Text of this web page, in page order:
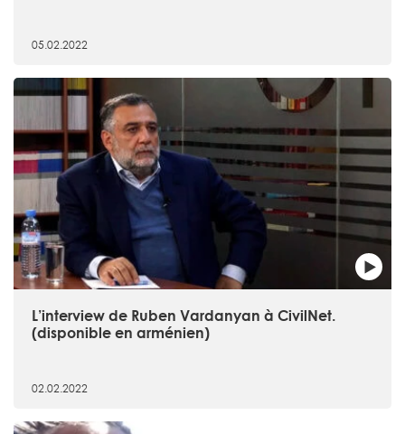
05.02.2022
L’interview de Ruben Vardanyan à CivilNet.
(disponible en arménien)
02.02.2022